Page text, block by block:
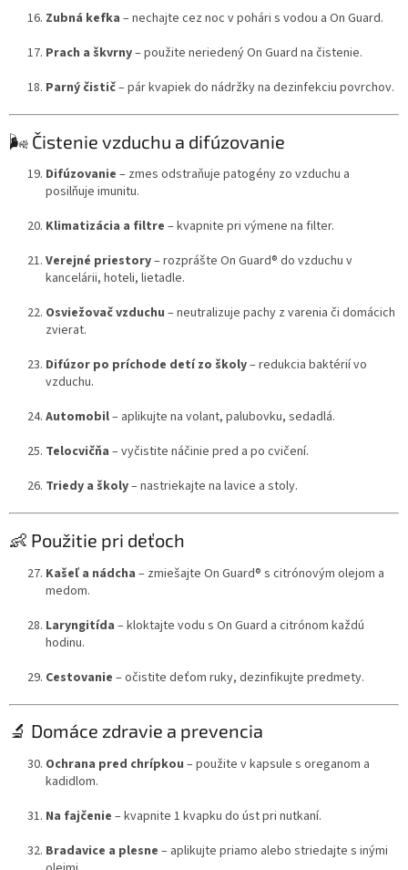
Zubná kefka – nechajte cez noc v pohári s vodou a On Guard.
Prach a škvrny– použite neriedený On Guard na čistenie.
Parný čistič– pár kvapiek do nádržky na dezinfekciu povrchov.
🌬️ Čistenie vzduchu a difúzovanie
Difúzovanie – zmes odstraňuje patogény zo vzduchu a
posilňuje imunitu.
Klimatizácia a filtre – kvapnite pri výmene na filter.
Verejné priestory– rozprášte On Guard® do vzduchu v
kancelárii, hoteli, lietadle.
Osviežovač vzduchu – neutralizuje pachy z varenia či domácich
zvierat.
Difúzor po príchode detí zo školy– redukcia baktérií vo
vzduchu.
Automobil– aplikujte na volant, palubovku, sedadlá.
Telocvičňa – vyčistite náčinie pred a po cvičení.
Triedy a školy– nastriekajte na lavice a stoly.
👶 Použitie pri deťoch
Kašeľ a nádcha – zmiešajte On Guard® s citrónovým olejom a
medom.
Laryngitída – kloktajte vodu s On Guard a citrónom každú
hodinu.
Cestovanie – očistite deťom ruky, dezinfikujte predmety.
🔬 Domáce zdravie a prevencia
Ochrana pred chrípkou – použite v kapsule s oreganom a
kadidlom.
Na fajčenie – kvapnite 1 kvapku do úst pri nutkaní.
Bradavice a plesne – aplikujte priamo alebo striedajte s inými